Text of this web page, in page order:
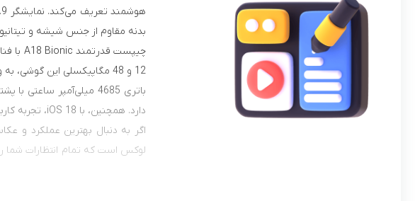
بدنه‌ مقاوم از جنس شیشه و
12 و 48 مگاپیکسلی این گوشی، به ویژه دوربین تله‌فوتو با زوم 5 برابری اپتیکال، تصاویری خیره‌کننده و ویدیوهایی با کیفیت سینمایی ثبت می‌کنند.
باتری 4685 میلی‌آمپر
دارد. همچنین، با iOS 18، تجربه کاربری بهینه‌تر و امنیت بیشتری خواهید داشت.